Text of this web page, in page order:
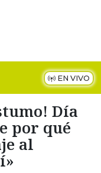
EN VIVO
Día
por qué
al